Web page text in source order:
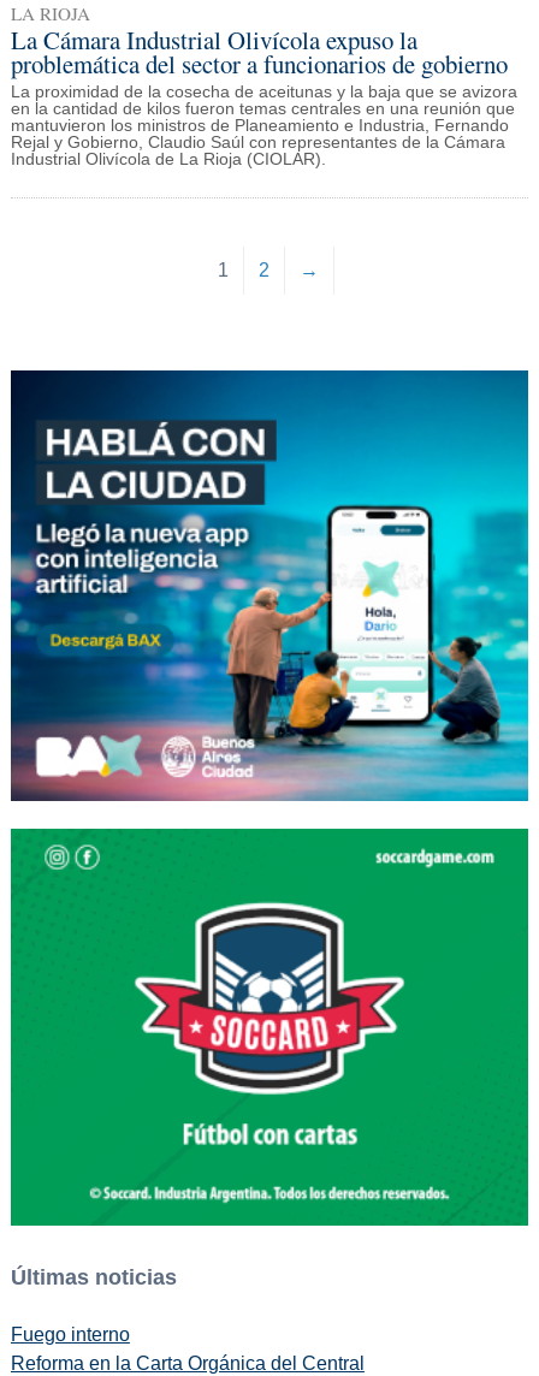
LA RIOJA
La Cámara Industrial Olivícola expuso la
problemática del sector a funcionarios de gobierno
La proximidad de la cosecha de aceitunas y la baja que se avizora
en la cantidad de kilos fueron temas centrales en una reunión que
mantuvieron los ministros de Planeamiento e Industria, Fernando
Rejal y Gobierno, Claudio Saúl con representantes de la Cámara
Industrial Olivícola de La Rioja (CIOLAR).
1 2 →
Últimas noticias
Fuego interno
Reforma en la Carta Orgánica del Central